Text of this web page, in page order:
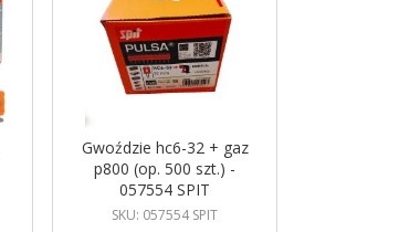
Gwoździe hc6-32 + gaz
p800 (op. 500 szt.) -
057554 SPIT
SKU: 057554 SPIT